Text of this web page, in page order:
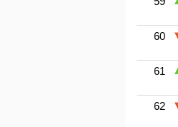
60
61
62